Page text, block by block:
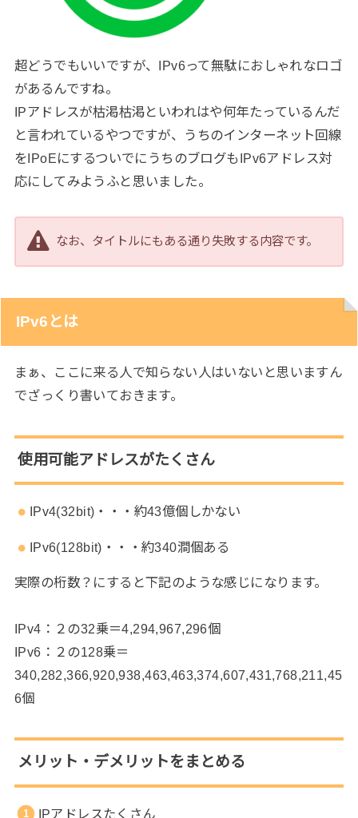
超どうでもいいですが、IPv6って無駄におしゃれなロゴ
があるんですね。
IPアドレスが枯渇枯渇といわれはや何年たっているんだ
と言われているやつですが、うちのインターネット回線
をIPoEにするついでにうちのブログもIPv6アドレス対
応にしてみようふと思いました。
なお、タイトルにもある通り失敗する内容です。
IPv6とは
まぁ、ここに来る人で知らない人はいないと思いますん
でざっくり書いておきます。
使用可能アドレスがたくさん
IPv4(32bit)・・・約43億個しかない
IPv6(128bit)・・・約340澗個ある
実際の桁数？にすると下記のような感じになります。
IPv4：２の32乗＝4,294,967,296個
IPv6：２の128乗＝
340,282,366,920,938,463,463,374,607,431,768,211,45
6個
メリット・デメリットをまとめる
IPアドレスたくさん